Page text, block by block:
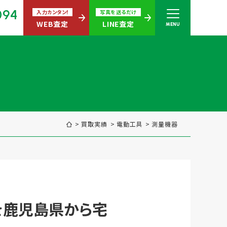
入力カンタン!
WEB査定
写真を送るだけ
LINE査定 MENU
買取実績 電動⼯具 測量機器
児島県から宅